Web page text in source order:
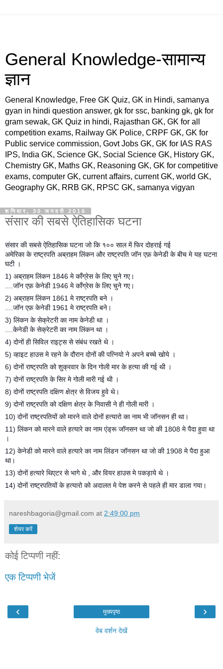
General Knowledge-सामान्य
ज्ञान
General Knowledge, Free GK Quiz, GK in Hindi, samanya
gyan in hindi question answer, gk for ssc, banking gk, gk for
gram sewak, GK Quiz in hindi, Rajasthan GK, GK for all
competition exams, Railway GK Police, CRPF GK, GK for
Public service commission, Govt Jobs GK, GK for IAS RAS
IPS, India GK, Science GK, Social Science GK, History GK,
Chemistry GK, Maths GK, Reasoning GK, GK for competitive
exams, computer GK, current affairs, current GK, world GK,
Geography GK, RRB GK, RPSC GK, samanya vigyan
शनिवार, 30 जनवरी 2016
संसार की सबसे ऐतिहासिक घटना
संसार की सबसे ऐतिहासिक घटना जो कि १०० साल में फिर दोहराई गई
अमेरिका के राष्ट्रपति अब्राहम लिंकन और राष्ट्रपति जॉन एफ़ केनेडी के बीच मे यह घटना
घटी ।
1) अब्राहम लिंकन 1846 मे काँग्रेस के लिए चुने गए।
....जॉन एफ़ केनेडी 1946 मे काँग्रेस के लिए चुने गए।
2) अब्राहम लिंकन 1861 मे राष्ट्रपति बने ।
....जॉन एफ़ केनेडी 1961 मे राष्ट्रपति बने।
3) लिंकन के सेक्रेटरी का नाम केनेडी था ।
....केनेडी के सेक्रेटरी का नाम लिंकन था ।
4) दोनों ही सिविल राइट्स से संबंध रखते थे ।
5) व्हाइट हाउस मे रहने के दौरान दोनों की पत्नियो ने अपने बच्चे खोये ।
6) दोनों राष्ट्रपति को शुक्रवार के दिन गोली मार के हत्या की गई थी ।
7) दोनों राष्ट्रपति के सिर मे गोली मारी गई थी ।
8) दोनों राष्ट्रपति दक्षिण क्षेत्र से विजय हुवे थे।
9) दोनों राष्ट्रपति को दक्षिण क्षेत्र के निवासी ने ही गोली मारी ।
10) दोनों राष्ट्रपतियों को मारने वाले दोनों हत्यारो का नाम भी जॉनसन ही था।
11) लिंकन को मारने वाले हत्यारे का नाम एंड्रू जॉनसन था जो की 1808 मे पैदा हुवा था
।
12) केनेडी को मारने वाले हत्यारे का नाम लिंडन जॉनसन था जो की 1908 मे पैदा हुआ
था।
13) दोनों हत्यारे थिएटर से भागे थे , और वियर हाउस मे पकड़ाये थे ।
14) दोनों राष्ट्रपतियों के हत्यारो को अदालत मे पेश करने से पहले ही मार डाला गया।
nareshbagoria@gmail.com at 2:49:00 pm
शेयर करें
कोई टिप्पणी नहीं:
एक टिप्पणी भेजें
‹ ›
मुख्यपृष्ठ
वेब वर्शन देखें